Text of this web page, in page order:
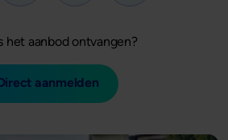
het aanbod ontvangen?
aanmelden